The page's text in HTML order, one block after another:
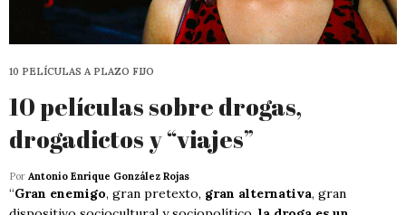
10 PELÍCULAS A PLAZO FIJO
10 películas sobre drogas,
drogadictos y “viajes”
Por Antonio Enrique González Rojas
“Gran enemigo, gran pretexto, gran alternativa, gran